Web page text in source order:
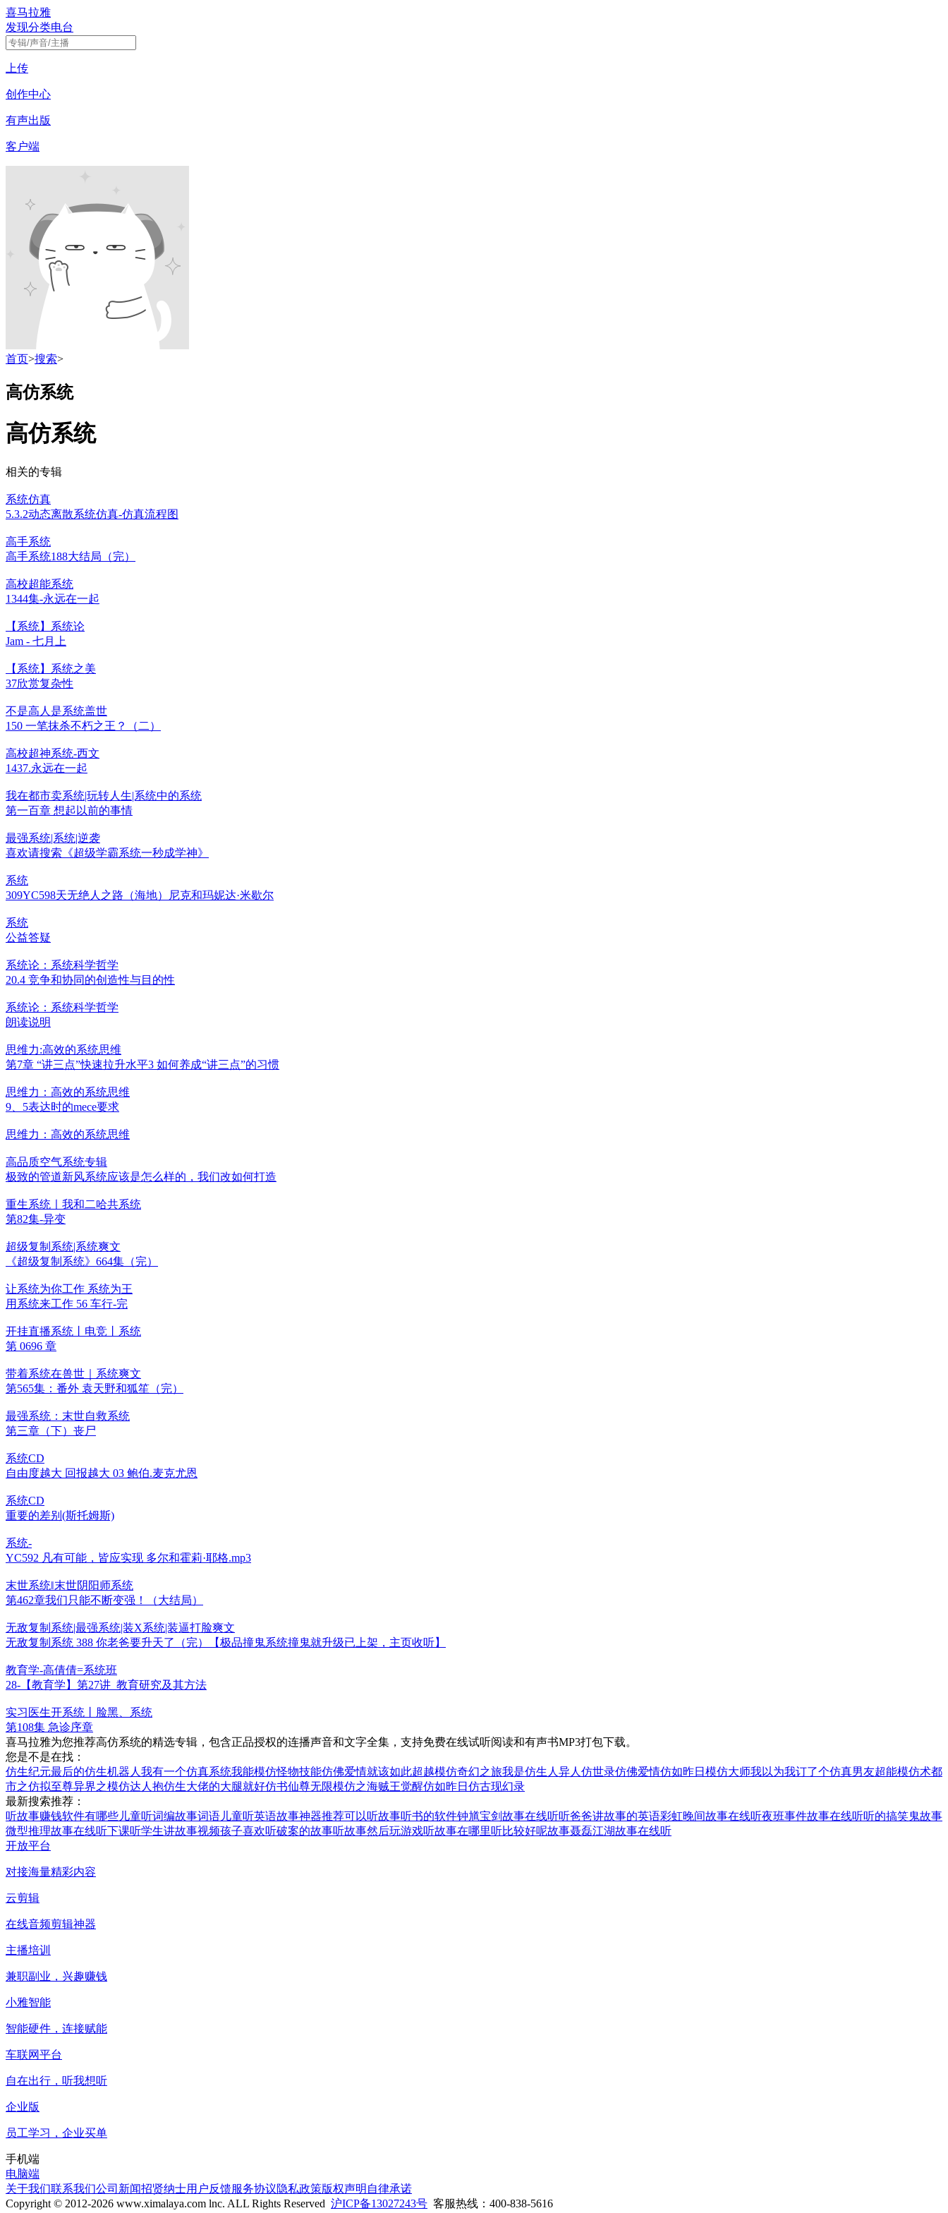
喜马拉雅
发现分类电台
上传
创作中心
有声出版
客户端
首页>搜索>
高仿系统
高仿系统
相关的专辑
系统仿真
5.3.2动态离散系统仿真-仿真流程图
高手系统
高手系统188大结局（完）
高校超能系统
1344集-永远在一起
【系统】系统论
Jam - 七月上
【系统】系统之美
37欣赏复杂性
不是高人是系统盖世
150 一笔抹杀不朽之王？（二）
高校超神系统-西文
1437.永远在一起
我在都市卖系统|玩转人生|系统中的系统
第一百章 想起以前的事情
最强系统|系统|逆袭
喜欢请搜索《超级学霸系统一秒成学神》
系统
309YC598天无绝人之路（海地）尼克和玛妮达·米歇尔
系统
公益答疑
系统论：系统科学哲学
20.4 竞争和协同的创造性与目的性
系统论：系统科学哲学
朗读说明
思维力:高效的系统思维
第7章 “讲三点”快速拉升水平3 如何养成“讲三点”的习惯
思维力：高效的系统思维
9、5表达时的mece要求
思维力：高效的系统思维
高品质空气系统专辑
极致的管道新风系统应该是怎么样的，我们改如何打造
重生系统ㅣ我和二哈共系统
第82集-异变
超级复制系统|系统爽文
《超级复制系统》664集（完）
让系统为你工作 系统为王
用系统来工作 56 车行-完
开挂直播系统丨电竞丨系统
第 0696 章
带着系统在兽世｜系统爽文
第565集：番外 袁天野和狐笙（完）
最强系统：末世自救系统
第三章（下）丧尸
系统CD
自由度越大 回报越大 03 鲍伯.麦克尤恩
系统CD
重要的差别(斯托姆斯)
系统-
YC592 凡有可能，皆应实现 多尔和霍莉·耶格.mp3
末世系统‖末世阴阳师系统
第462章我们只能不断变强！（大结局）
无敌复制系统|最强系统|装X系统|装逼打脸爽文
无敌复制系统 388 你老爸要升天了（完）【极品撞鬼系统撞鬼就升级已上架，主页收听】
教育学-高倩倩=系统班
28-【教育学】第27讲_教育研究及其方法
实习医生开系统丨脸黑、系统
第108集 急诊序章
喜马拉雅为您推荐高仿系统的精选专辑，包含正品授权的连播声音和文字全集，支持免费在线试听阅读和有声书MP3打包下载。
您是不是在找：
仿生纪元最后的仿生机器人 我有一个仿真系统我能模仿怪物技能仿佛爱情就该如此超越模仿奇幻之旅我是仿生人 异人仿世录仿佛爱情仿如昨日 模仿大师我以为我订了个仿真男友超能模仿术都
市之仿拟至尊异界之模仿达人 抱仿生大佬的大腿就好仿书仙尊无限模仿之海贼王觉醒仿如昨日 仿古现幻录
最新搜索推荐：
听故事赚钱软件有哪些 儿童听词编故事词语 儿童听英语故事神器推荐可以听故事听书的软件钟馗宝剑故事在线听听爸爸讲故事的英语彩虹晚间故事在线听夜班事件故事在线听听的搞笑鬼故事
微型推理故事在线听下课听学生讲故事视频孩子喜欢听破案的故事听故事然后玩游戏听故事在哪里听比较好呢故事聂磊江湖故事在线听
开放平台
对接海量精彩内容
云剪辑
在线音频剪辑神器
主播培训
兼职副业，兴趣赚钱
小雅智能
智能硬件，连接赋能
车联网平台
自在出行，听我想听
企业版
员工学习，企业买单
手机端
电脑端
关于我们联系我们公司新闻招贤纳士用户反馈服务协议隐私政策版权声明 自律承诺
Copyright © 2012-2026 www.ximalaya.com lnc. ALL Rights Reserved 沪ICP备13027243号 客服热线：400-838-5616